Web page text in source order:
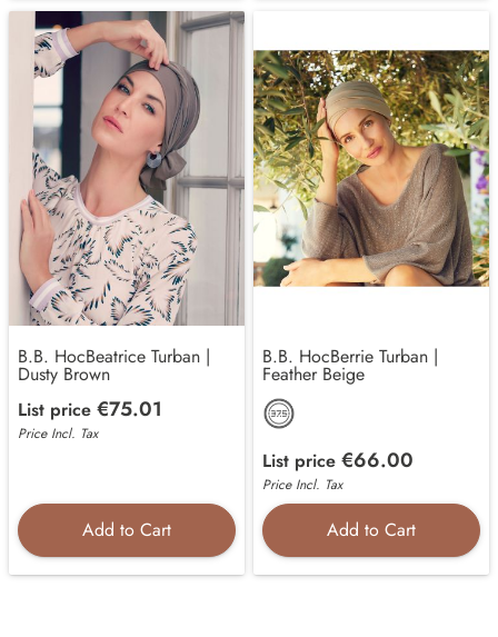
B.B. HocBeatrice Turban |
Dusty Brown
List price €75.01
Price Incl. Tax
Add to Cart
B.B. HocBerrie Turban |
Feather Beige
List price €66.00
Price Incl. Tax
Add to Cart